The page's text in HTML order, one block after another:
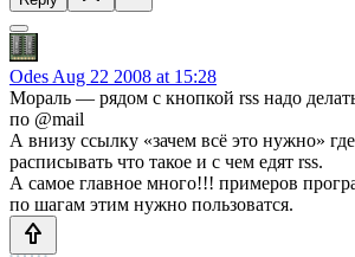
Odes Aug 22 2008 at 15:28
Мораль — рядом с кнопкой rss надо
по @mail
А внизу ссылку «зачем всё это нужно»
расписывать что такое и с чем едят rss.
А самое главное много!!! примеров
по шагам этим нужно пользоватся.